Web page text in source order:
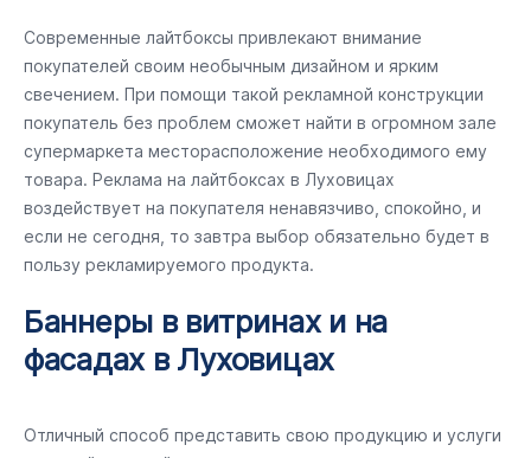
Современные лайтбоксы привлекают внимание
покупателей своим необычным дизайном и ярким
свечением. При помощи такой рекламной конструкции
покупатель без проблем сможет найти в огромном зале
супермаркета месторасположение необходимого ему
товара. Реклама на лайтбоксах в Луховицах
воздействует на покупателя ненавязчиво, спокойно, и
если не сегодня, то завтра выбор обязательно будет в
пользу рекламируемого продукта.
Баннеры в витринах и на
фасадах в Луховицах
Отличный способ представить свою продукцию и услуги